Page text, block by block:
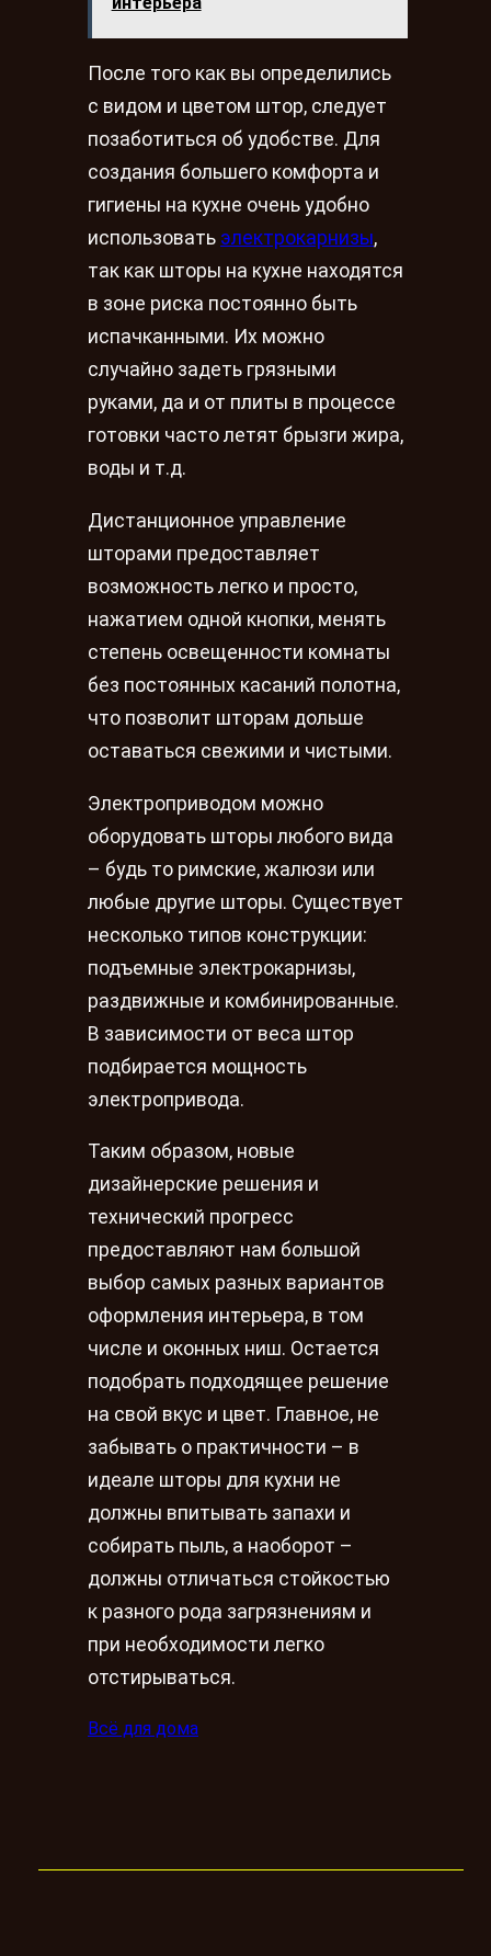
После того как вы определились
с видом и цветом штор, следует
позаботиться об удобстве. Для
создания большего комфорта и
гигиены на кухне очень удобно
использовать электрокарнизы,
так как шторы на кухне находятся
в зоне риска постоянно быть
испачканными. Их можно
случайно задеть грязными
руками, да и от плиты в процессе
готовки часто летят брызги жира,
воды и т.д.
Дистанционное управление
шторами предоставляет
возможность легко и просто,
нажатием одной кнопки, менять
степень освещенности комнаты
без постоянных касаний полотна,
что позволит шторам дольше
оставаться свежими и чистыми.
Электроприводом можно
оборудовать шторы любого вида
– будь то римские, жалюзи или
любые другие шторы. Существует
несколько типов конструкции:
подъемные электрокарнизы,
раздвижные и комбинированные.
В зависимости от веса штор
подбирается мощность
электропривода.
Таким образом, новые
дизайнерские решения и
технический прогресс
предоставляют нам большой
выбор самых разных вариантов
оформления интерьера, в том
числе и оконных ниш. Остается
подобрать подходящее решение
на свой вкус и цвет. Главное, не
забывать о практичности – в
идеале шторы для кухни не
должны впитывать запахи и
собирать пыль, а наоборот –
должны отличаться стойкостью
к разного рода загрязнениям и
при необходимости легко
отстирываться.
Всё для дома